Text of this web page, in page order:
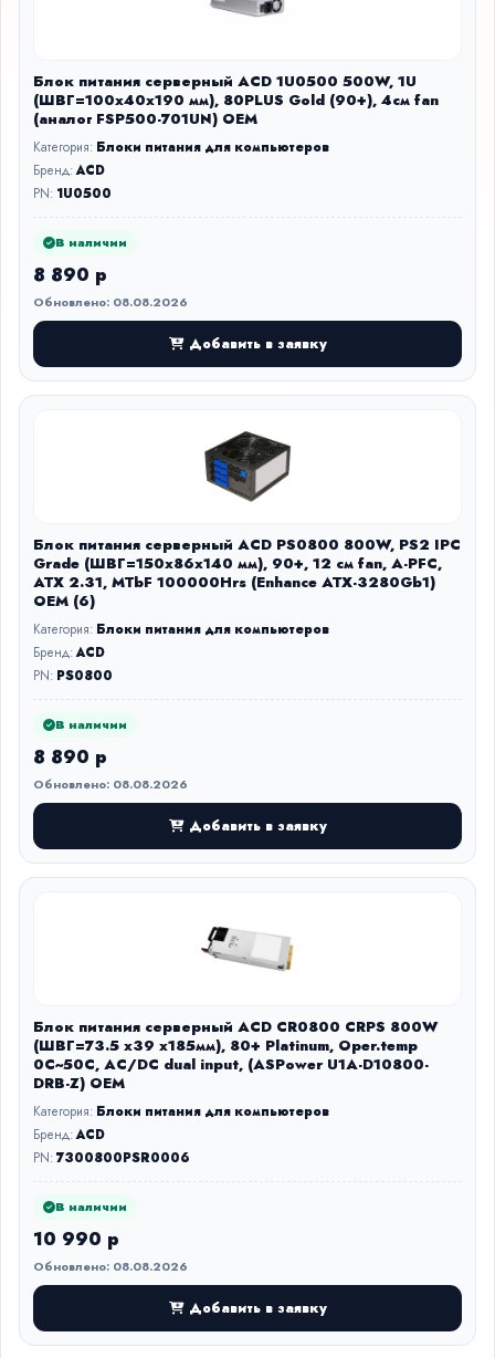
Блок питания серверный ACD 1U0500 500W, 1U
(ШВГ=100x40x190 мм), 80PLUS Gold (90+), 4см fan
(аналог FSP500-701UN) OEM
Категория: Блоки питания для компьютеров
Бренд:ACD
PN: 1U0500
В наличии
8 890 р
Обновлено: 08.08.2026
Добавить в заявку
Блок питания серверный ACD PS0800 800W, PS2 IPC
Grade (ШВГ=150x86x140 мм), 90+, 12 см fan, A-PFC,
ATX 2.31, MTbF 100000Hrs (Enhance ATX-3280Gb1)
OEM (6)
Категория: Блоки питания для компьютеров
Бренд:ACD
PN: PS0800
В наличии
8 890 р
Обновлено: 08.08.2026
Добавить в заявку
Блок питания серверный ACD CR0800 CRPS 800W
(ШВГ=73.5 х39 х185мм), 80+ Platinum, Oper.temp
0C~50C, AC/DC dual input, (ASPower U1A-D10800-
DRB-Z) OEM
Категория: Блоки питания для компьютеров
Бренд:ACD
PN:7300800PSR0006
В наличии
10 990 р
Обновлено: 08.08.2026
Добавить в заявку